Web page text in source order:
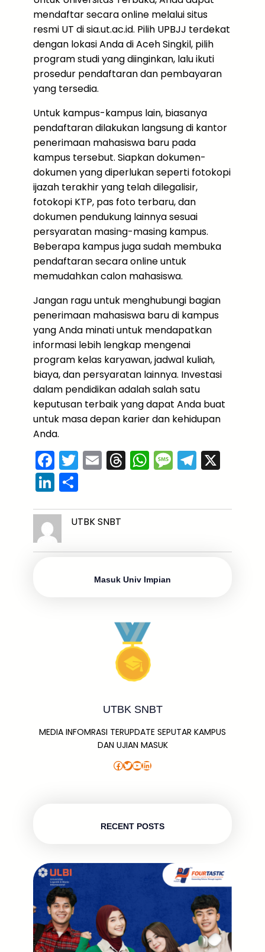
mendaftar secara online melalui situs
resmi UT di sia.ut.ac.id. Pilih UPBJJ terdekat
dengan lokasi Anda di Aceh Singkil, pilih
program studi yang diinginkan, lalu ikuti
prosedur pendaftaran dan pembayaran
yang tersedia.
Untuk kampus-kampus lain, biasanya
pendaftaran dilakukan langsung di kantor
penerimaan mahasiswa baru pada
kampus tersebut. Siapkan dokumen-
dokumen yang diperlukan seperti fotokopi
ijazah terakhir yang telah dilegalisir,
fotokopi KTP, pas foto terbaru, dan
dokumen pendukung lainnya sesuai
persyaratan masing-masing kampus.
Beberapa kampus juga sudah membuka
pendaftaran secara online untuk
memudahkan calon mahasiswa.
Jangan ragu untuk menghubungi bagian
penerimaan mahasiswa baru di kampus
yang Anda minati untuk mendapatkan
informasi lebih lengkap mengenai
program kelas karyawan, jadwal kuliah,
biaya, dan persyaratan lainnya. Investasi
dalam pendidikan adalah salah satu
keputusan terbaik yang dapat Anda buat
untuk masa depan karier dan kehidupan
Anda.
F
a
c
e
b
o
T
w
er
E
m
l
T
hr
a
s
W
h
ts
p
p
M
e
s
g
T
el
gr
m
Li
n
k
e
dI
ar
UTBK SNBT
Masuk Univ Impian
UTBK SNBT
MEDIA INFOMRASI TERUPDATE SEPUTAR KAMPUS
DAN UJIAN MASUK
Facebook Twitter YouTube LinkedIn
RECENT POSTS